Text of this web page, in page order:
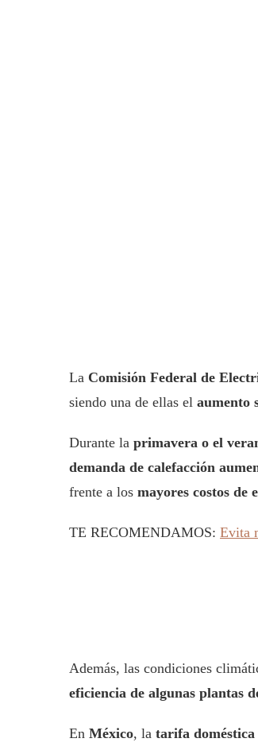
La Comisión Federal de
siendo una de ellas el aumento
Durante la primavera o el
demanda de calefacción
frente a los mayores costos de
TE RECOMENDAMOS: Evita
Además, las condiciones
eficiencia de algunas plantas
En México, la tarifa doméstica